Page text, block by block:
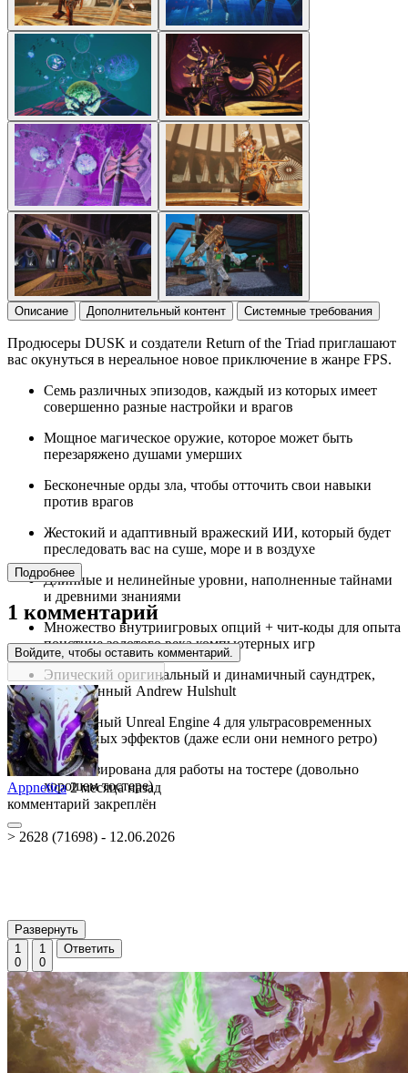
Описание Дополнительный контент Системные требования
Продюсеры DUSK и создатели Return of the Triad приглашают
вас окунуться в нереальное новое приключение в жанре FPS.
Семь различных эпизодов, каждый из которых имеет
совершенно разные настройки и врагов
Мощное магическое оружие, которое может быть
перезаряжено душами умерших
Бесконечные орды зла, чтобы отточить свои навыки
против врагов
Жестокий и адаптивный вражеский ИИ, который будет
преследовать вас на суше, море и в воздухе
Длинные и нелинейные уровни, наполненные тайнами
и древними знаниями
Множество внутриигровых опций + чит-коды для опыта
поистине золотого века компьютерных игр
Эпический оригинальный и динамичный саундтрек,
составленный Andrew Hulshult
Встроенный Unreal Engine 4 для ультрасовременных
визуальных эффектов (даже если они немного ретро)
Оптимизирована для работы на тостере (довольно
хорошем тостере)
Подробнее
1 комментарий
Войдите, чтобы оставить комментарий.
Appnetica 2 месяца назад
комментарий закреплён
> 2628 (71698) - 12.06.2026
Развернуть
1
0
1
0
Ответить